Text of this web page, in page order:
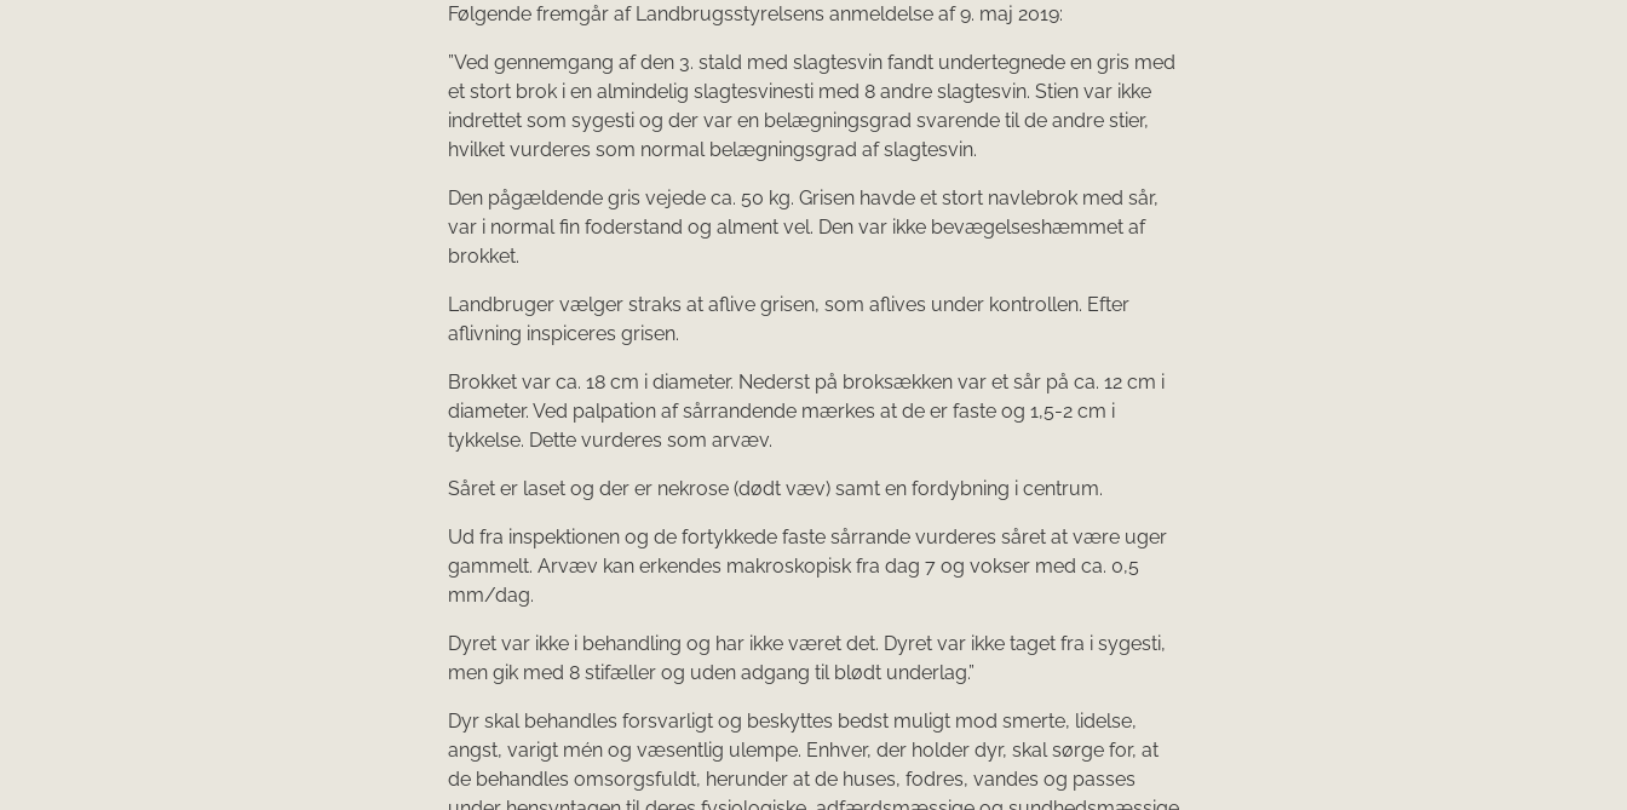
Følgende fremgår af Landbrugsstyrelsens anmeldelse af 9. maj 2019:
”Ved gennemgang af den 3. stald med slagtesvin fandt under­tegnede en gris med
et stort brok i en almindelig slagtesvinesti med 8 andre slagtesvin. Stien var ikke
indrettet som sygesti og der var en belægningsgrad svarende til de andre stier,
hvilket vurderes som normal belægnings­grad af slagtesvin.
Den pågældende gris vejede ca. 50 kg. Grisen havde et stort navlebrok med sår,
var i normal fin foderstand og al­ment vel. Den var ikke bevægelseshæmmet af
brokket.
Landbruger vælger straks at aflive grisen, som aflives under kontrollen. Efter
aflivning inspiceres grisen.
Brokket var ca. 18 cm i diameter. Nederst på broksækken var et sår på ca. 12 cm i
diameter. Ved palpation af sårrandende mærkes at de er faste og 1,5-2 cm i
tykkelse. Dette vurderes som arvæv.
Såret er laset og der er nekrose (dødt væv) samt en fordybning i centrum.
Ud fra inspektionen og de fortykkede faste sårrande vurderes såret at være uger
gammelt. Arvæv kan erkendes makroskopisk fra dag 7 og vokser med ca. 0,5
mm/dag.
Dyret var ikke i behandling og har ikke været det. Dyret var ikke taget fra i sygesti,
men gik med 8 stifæller og uden adgang til blødt underlag.”
Dyr skal behandles forsvarligt og beskyttes bedst muligt mod smerte, lidelse,
angst, varigt mén og væsentlig ulempe. Enhver, der holder dyr, skal sørge for, at
de behandles omsorgsfuldt, herunder at de huses, fodres, vandes og passes